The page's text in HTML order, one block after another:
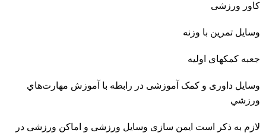
كاور ورزشی
وسايل تمرين با وزنه
جعبه کمکهای اولیه
وسایل داوری و کمک آموزشی در رابطه با آموزش مهارت‌هاي
ورزشي
لازم به ذکر است ایمن سازی وسایل ورزشی و اماکن ورزشی در